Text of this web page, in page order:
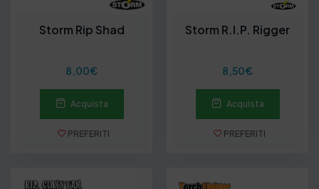
Storm Rip Shad
8,00€
Acquista
PREFERITI
Storm R.I.P. Rigger
8,50€
Acquista
PREFERITI